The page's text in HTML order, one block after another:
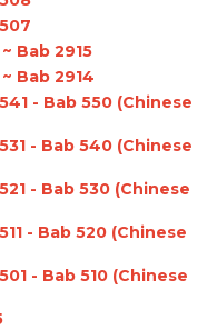
Bab 2915
Bab 2914
- Bab 550 (Chinese
- Bab 540 (Chinese
- Bab 530 (Chinese
- Bab 520 (Chinese
- Bab 510 (Chinese